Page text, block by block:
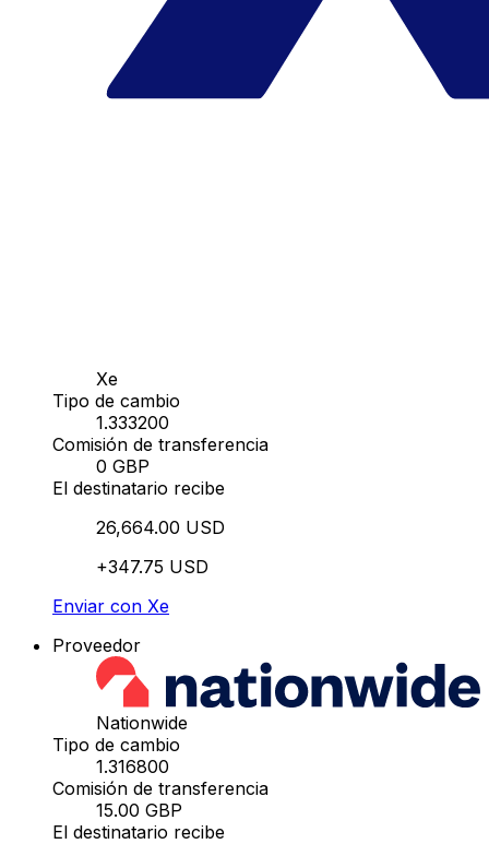
Xe
Tipo de cambio
1.333200
Comisión de transferencia
0 GBP
El destinatario recibe
26,664.00 USD
+347.75 USD
Enviar con Xe
Proveedor
Nationwide
Tipo de cambio
1.316800
Comisión de transferencia
15.00 GBP
El destinatario recibe